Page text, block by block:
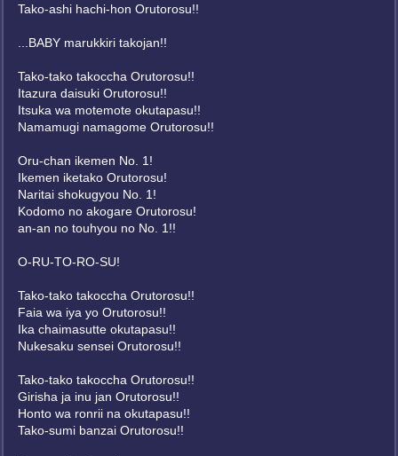
Tako-ashi hachi-hon Orutorosu!!
...BABY marukkiri takojan!!
Tako-tako takoccha Orutorosu!!
Itazura daisuki Orutorosu!!
Itsuka wa motemote okutapasu!!
Namamugi namagome Orutorosu!!
Oru-chan ikemen No. 1!
Ikemen iketako Orutorosu!
Naritai shokugyou No. 1!
Kodomo no akogare Orutorosu!
an-an no touhyou no No. 1!!
O-RU-TO-RO-SU!
Tako-tako takoccha Orutorosu!!
Faia wa iya yo Orutorosu!!
Ika chaimasutte okutapasu!!
Nukesaku sensei Orutorosu!!
Tako-tako takoccha Orutorosu!!
Girisha ja inu jan Orutorosu!!
Honto wa ronrii na okutapasu!!
Tako-sumi banzai Orutorosu!!